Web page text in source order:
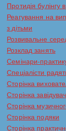
Протидія булінгу
Реагування на
з дітьми
Розвивальне
Розклад занять
Семінари-
Спеціалісти
Сторінка
Сторінка
Сторінка
Сторінка подяки
Сторінка